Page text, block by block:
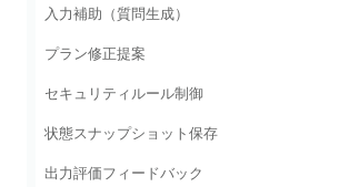
入力補助（質問生成）
プラン修正提案
セキュリティルール制御
状態スナップショット保存
出力評価フィードバック